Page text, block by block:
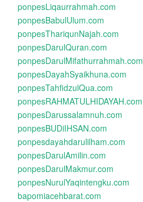
ponpesLiqaurrahmah.com
ponpesBabulUlum.com
ponpesThariqunNajah.com
ponpesDarulQuran.com
ponpesDarulMifathurrahmah.com
ponpesDayahSyaikhuna.com
ponpesTahfidzulQua.com
ponpesRAHMATULHIDAYAH.com
ponpesDarussalamnuh.com
ponpesBUDiIHSAN.com
ponpesdayahdarulilham.com
ponpesDarulAmilin.com
ponpesDarulMakmur.com
ponpesNurulYaqintengku.com
bapomiacehbarat.com